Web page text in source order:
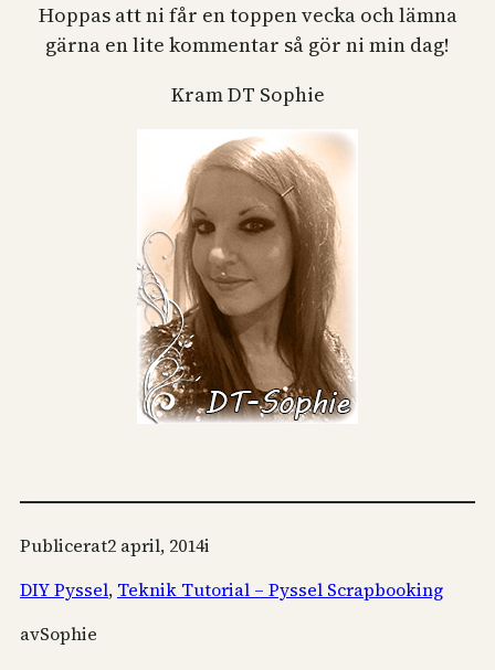
Hoppas att ni får en toppen vecka och lämna
gärna en lite kommentar så gör ni min dag!
Kram DT Sophie
Publicerat2 april, 2014i
DIY Pyssel, Teknik Tutorial – Pyssel Scrapbooking
avSophie